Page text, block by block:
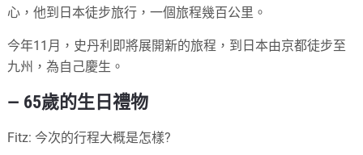
心，他到日本徒步旅行，一個旅程幾百公里。
今年11月，史丹利即將展開新的旅程，到日本由京都徒步至
九州，為自己慶生。
— 65歲的生日禮物
Fitz: 今次的行程大概是怎樣?